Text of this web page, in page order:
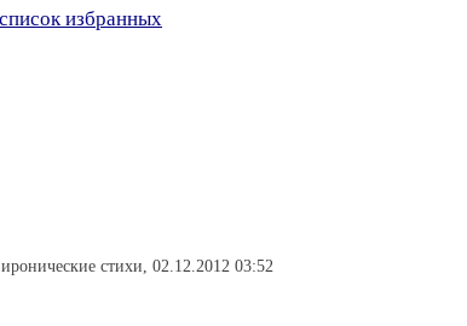
избранных
стихи, 02.12.2012 03:52